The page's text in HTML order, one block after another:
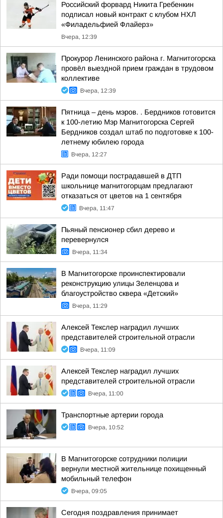
Российский форвард Никита Гребенкин
подписал новый контракт с клубом НХЛ
«Филадельфией Флайерз»
Вчера, 12:39
Прокурор Ленинского района г. Магнитогорска
провёл выездной прием граждан в трудовом
коллективе
Вчера, 12:39
Пятница – день мэров. . Бердников готовится
к 100-летию Мэр Магнитогорска Сергей
Бердников создал штаб по подготовке к 100-
летнему юбилею города
Вчера, 12:27
Ради помощи пострадавшей в ДТП
школьнице магнитогорцам предлагают
отказаться от цветов на 1 сентября
Вчера, 11:47
Пьяный пенсионер сбил дерево и
перевернулся
Вчера, 11:34
В Магнитогорске проинспектировали
реконструкцию улицы Зеленцова и
благоустройство сквера «Детский»
Вчера, 11:29
Алексей Текслер наградил лучших
представителей строительной отрасли
Вчера, 11:09
Алексей Текслер наградил лучших
представителей строительной отрасли
Вчера, 11:00
Транспортные артерии города
Вчера, 10:52
В Магнитогорске сотрудники полиции
вернули местной жительнице похищенный
мобильный телефон
Вчера, 09:05
Сегодня поздравления принимает